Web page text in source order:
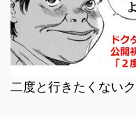
二度と行きたくない